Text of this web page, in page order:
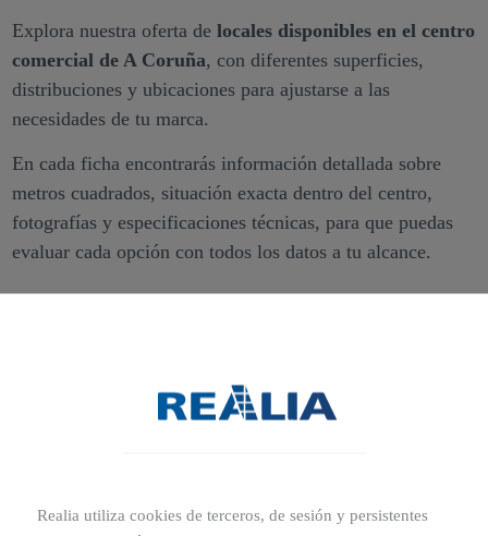
Explora nuestra oferta de locales disponibles en el centro
comercial de A Coruña, con diferentes superficies,
distribuciones y ubicaciones para ajustarse a las
necesidades de tu marca.
En cada ficha encontrarás información detallada sobre
metros cuadrados, situación exacta dentro del centro,
fotografías y especificaciones técnicas, para que puedas
evaluar cada opción con todos los datos a tu alcance.
Realia utiliza cookies de terceros, de sesión y persistentes